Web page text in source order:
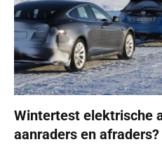
Wintertest elektrische
aanraders en afraders?